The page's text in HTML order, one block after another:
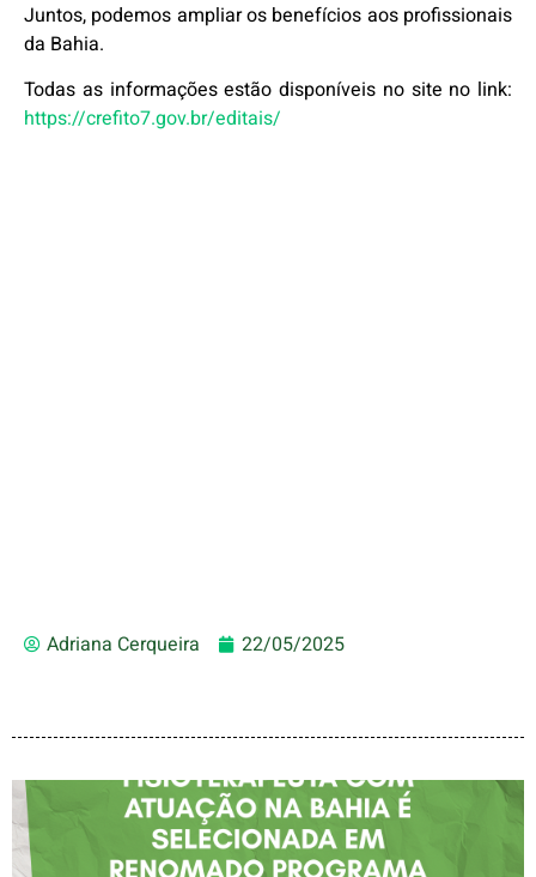
Juntos, podemos ampliar os benefícios aos profissionais
da Bahia.
Todas as informações estão disponíveis no site no link:
https://crefito7.gov.br/editais/
Adriana Cerqueira 22/05/2025